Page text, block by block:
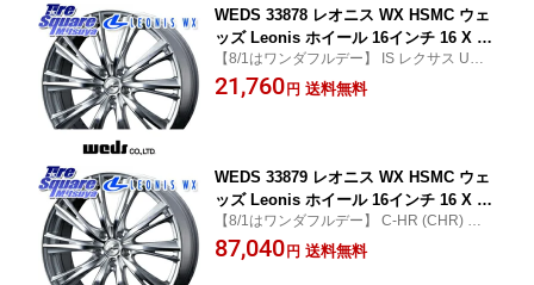
3 デ
WEDS 33878 レオニス WX HSMC ウェ
ッズ Leonis ホイール 16インチ 16 X 6.
5J +40 5穴 114.3 ホイールのみ 1本価格
C-HR 90系ノア/ヴォクシー 70系カムリ
3 デ
【8/1はワンダフルデー】 IS レクサス UX C
-HR (CHR) RAV4 60系 50系 アルファード
ヴェルファイア カムリ
21,760円 送料無料
WEDS 33879 レオニス WX HSMC ウェ
ッズ Leonis ホイール 16インチ 16 X 6.
5J +52 5穴 114.3 ホイールのみ 4本価格
C-HR 80系ノア/ヴォクシー E52エルグラ
【8/1はワンダフルデー】 C-HR (CHR) エル
グランド 日産 WR-V ヴェゼル VEZEL オデ
ッセイ CX-3 CX3 MAZDA アクセラ ロード
87,040円 送料無料